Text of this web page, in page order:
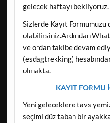
gelecek haftayı bekliyoruz.
Sizlerde Kayıt
olabilirsiniz.Ardından
ve ordan takibe devam
(esdagtrekking)
olmakta.
KAYIT FORMU
Yeni geleceklere
seçimi düz taban bir